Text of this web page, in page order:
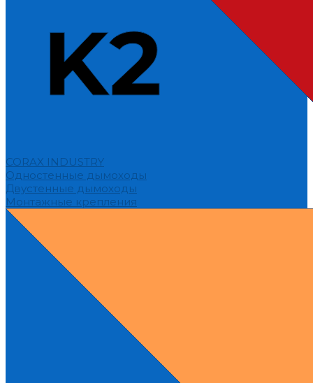
CORAX INDUSTRY
Одностенные дымоходы
Двустенные дымоходы
Монтажные крепления